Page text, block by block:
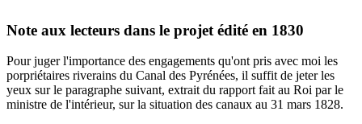
Note aux lecteurs dans le projet édité en 1830
Pour juger l'importance des engagements qu'ont pris avec moi les
porpriétaires riverains du Canal des Pyrénées, il suffit de jeter les
yeux sur le paragraphe suivant, extrait du rapport fait au Roi par le
ministre de l'intérieur, sur la situation des canaux au 31 mars 1828.